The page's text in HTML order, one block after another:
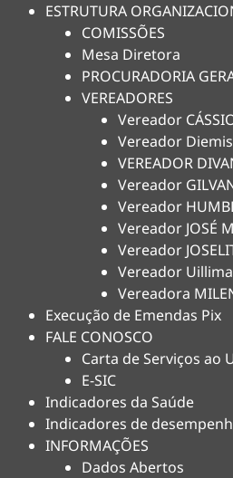
ESTRUTURA
COMISSÕES
Mesa Diretora
PROCURADORIA
VEREADORES
Vereador
Vereador
VEREADOR
Vereador
Vereador
Vereador JOSÉ
Vereador
Vereador
Vereadora
Execução de Emendas Pix
FALE CONOSCO
Carta de Serviços ao
E-SIC
Indicadores da Saúde
Indicadores de
INFORMAÇÕES
Dados Abertos